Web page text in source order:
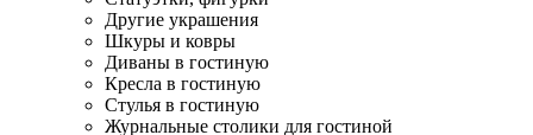
Другие украшения
Шкуры и ковры
Диваны в гостиную
Кресла в гостиную
Стулья в гостиную
Журнальные столики для гостиной